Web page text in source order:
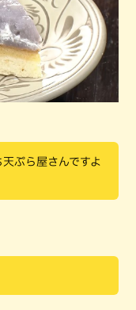
ぷら屋さんですよ